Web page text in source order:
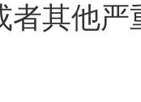
者其他